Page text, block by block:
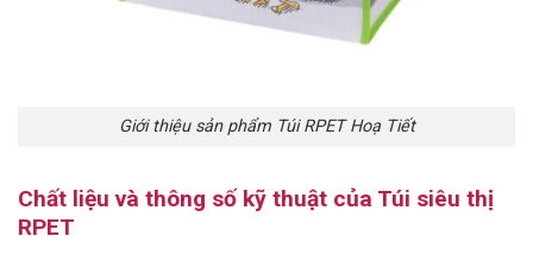
Giới thiệu sản phẩm Túi RPET Hoạ Tiết
Chất liệu và thông số kỹ thuật của Túi siêu thị
RPET